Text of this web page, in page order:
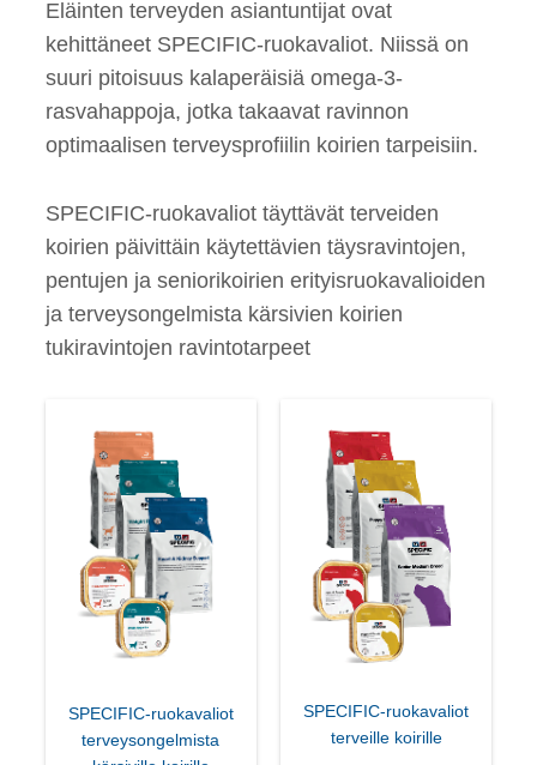
Eläinten terveyden asiantuntijat ovat
kehittäneet SPECIFIC-ruokavaliot. Niissä on
suuri pitoisuus kalaperäisiä omega-3-
rasvahappoja, jotka takaavat ravinnon
optimaalisen terveysprofiilin koirien tarpeisiin.
SPECIFIC-ruokavaliot täyttävät terveiden
koirien päivittäin käytettävien täysravintojen,
pentujen ja seniorikoirien erityisruokavalioiden
ja terveysongelmista kärsivien koirien
tukiravintojen ravintotarpeet
SPECIFIC-ruokavaliot
terveysongelmista
SPECIFIC-ruokavaliot
terveille koirille